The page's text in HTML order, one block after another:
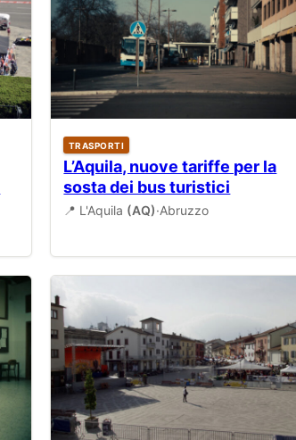
TRASPORTI
L’Aquila, nuove tariffe per la
sosta dei bus turistici
📍 L'Aquila (AQ)·Abruzzo